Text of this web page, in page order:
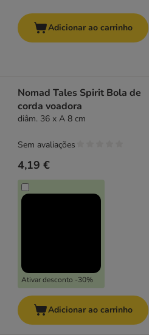
Adicionar ao carrinho
Nomad Tales Spirit Bola de
corda voadora
diâm. 36 x A 8 cm
4,19 €
Ativar desconto -30%
Sem avaliações
Adicionar ao carrinho